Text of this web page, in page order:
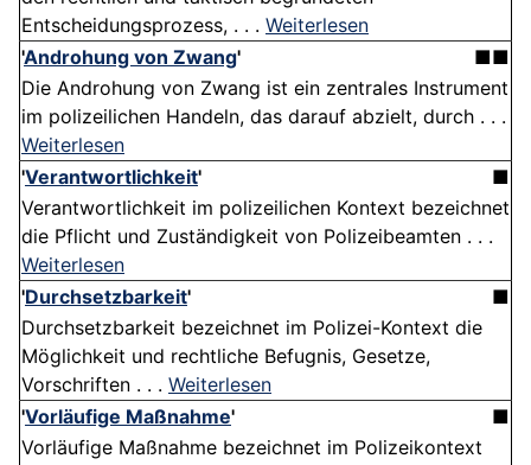
Entscheidungsprozess, . . . Weiterlesen
'Androhung von Zwang'
■■
Die Androhung von Zwang ist ein zentrales Instrument
im polizeilichen Handeln, das darauf abzielt, durch . . .
Weiterlesen
'Verantwortlichkeit'
■
Verantwortlichkeit im polizeilichen Kontext bezeichnet
die Pflicht und Zuständigkeit von Polizeibeamten . . .
Weiterlesen
'Durchsetzbarkeit'
■
Durchsetzbarkeit bezeichnet im Polizei-Kontext die
Möglichkeit und rechtliche Befugnis, Gesetze,
Vorschriften . . . Weiterlesen
'Vorläufige Maßnahme'
■
Vorläufige Maßnahme bezeichnet im Polizeikontext